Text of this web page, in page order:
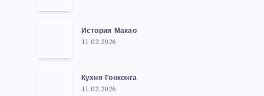
История Макао
11.02.2026
Кухня Гонконга
11.02.2026